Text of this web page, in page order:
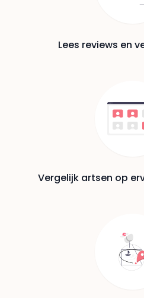
Lees reviews en
Vergelijk artsen op